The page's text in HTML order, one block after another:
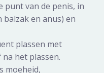
punt van de penis, in
en anus) en
plassen met
het plassen.
moeheid,